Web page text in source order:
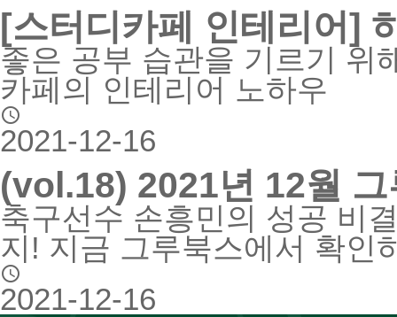
[스터디카페 인테리어]
좋은 공부 습관을 기르기 위
카페의 인테리어 노하우

2021-12-16
(vol.18) 2021년 12월
축구선수 손흥민의 성공 비
지! 지금 그루북스에서 확인

2021-12-16